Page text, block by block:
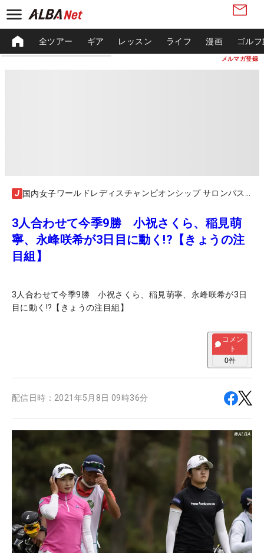
メルマガ登録
全ツアー ギア レッスン ライフ 漫画 ゴル
国内女子
3人合わせて今季9勝 小祝さくら、稲見萌
寧、永峰咲希が3日目に動く!?【きょうの注
目組】
3人合わせて今季9勝 小祝さくら、稲見萌寧、永峰咲希が3日
目に動く!?【きょうの注目組】
コメン
ト
0件
配信日時： 2021年5月8日 09時36分